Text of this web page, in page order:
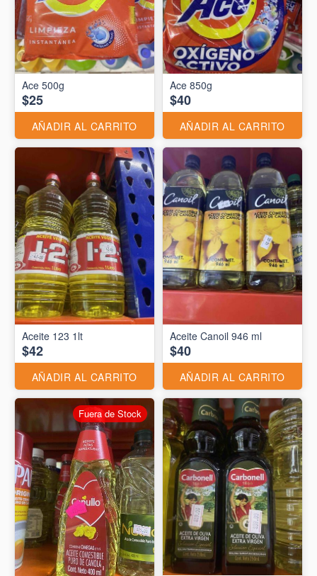
Ace 500g
$25
AÑADIR AL CARRITO
Ace 850g
$40
AÑADIR AL CARRITO
Aceite 123 1lt
$42
AÑADIR AL CARRITO
Aceite Canoil 946 ml
$40
AÑADIR AL CARRITO
Fuera de Stock